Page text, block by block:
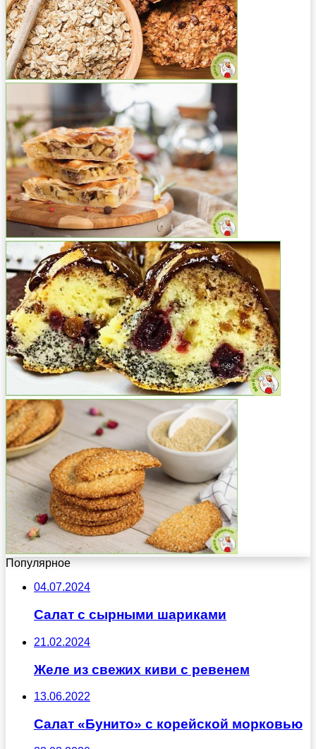
Популярное
04.07.2024
Салат с сырными шариками
21.02.2024
Желе из свежих киви с ревенем
13.06.2022
Салат «Бунито» с корейской морковью